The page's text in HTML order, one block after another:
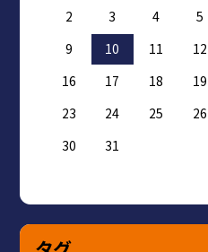
2
3 4 5
9
10 11 12
16
17 18 19
23
24 25 26
30
31